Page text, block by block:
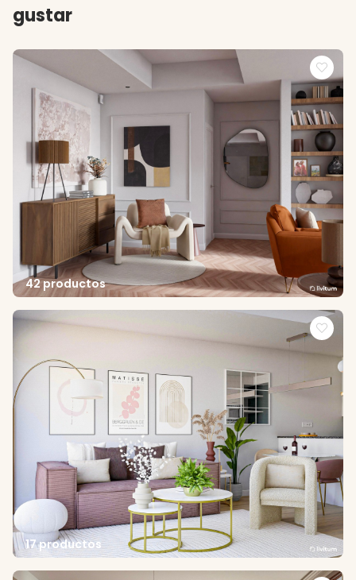
gustar
42 productos
17 productos